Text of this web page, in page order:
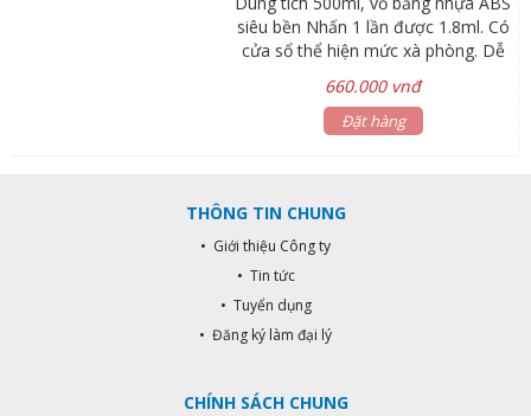
siêu bền Nhấn 1 lần được 1.8ml. Có
cửa sổ thể hiện mức xà phòng. Dễ
dàng lắp đặt và thay xà phòng. Hộp
chứa và nút nhấn có thể tháo rời để
vệ sinh. Nút nhấn thủy lực cho
660.000 vnđ
Đặt hàng
THÔNG TIN CHUNG
• Giới thiệu Công ty
• Tin tức
• Tuyển dụng
• Đăng ký làm đại lý
CHÍNH SÁCH CHUNG